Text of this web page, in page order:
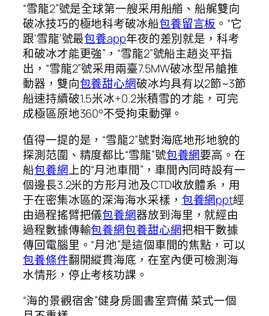
“雪龍2”號是全球第一艘采用船艏、船艉雙向
破冰技巧的極地科考破冰船包養留言板 。“它
跟‘雪龍’號最包養app年夜的差別就是，科考
和破冰才能更強”，“雪龍2”號船主趙炎平指
出，“雪龍2”號采用兩臺7.5MW破冰型吊艙推
動器，雙向包養甜心網破冰均具有以2節~3節
船速持續破1.5米冰+0.2米積雪的才能，可完
成極區原地360°不受拘束動彈。
值得一提的是，“雪龍2”號對海底地形地貌的
探測范圍、精度都比“雪龍”號包養網要高。在
船包養網上的“月池車間”，車間內同時設有一
個邊長3.2米的方形月池及CTD收放體系，用
于在密集冰區的深海海水采樣， 包養網ppt經
由過程搖臂把儀包養網器放到海里，就經由
過程數據傳輸包養網包養甜心網把相干數據
傳回電腦里。“月池”是這個車間的焦點，可以
包養條件翻開縱貫海底，在室內便可檢測海
水情形，停止考核功課。
“海的景觀宿舍”健身房圖書室齊備 菜式一個